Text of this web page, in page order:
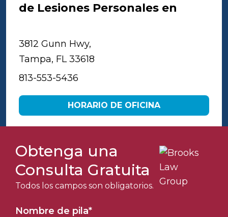
de Lesiones Personales en
3812 Gunn Hwy,
Tampa, FL 33618
813-553-5436
HORARIO DE OFICINA
Obtenga una
Consulta Gratuita
Todos los campos son obligatorios.
Nombre de pila*